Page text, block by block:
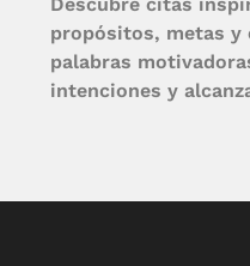
propósitos, metas y
palabras
intenciones y